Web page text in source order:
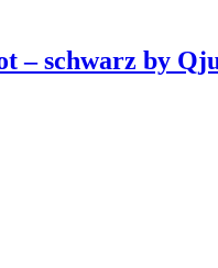
– schwarz by